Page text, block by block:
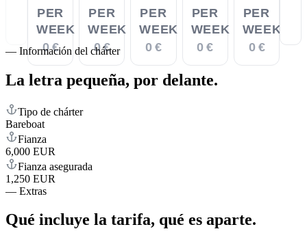
PER
WEEK
0 €
PER
WEEK
0 €
PER
WEEK
0 €
PER
WEEK
0 €
PER
WEEK
0 €
— Información del chárter
La letra pequeña, por delante.
Tipo de chárter
Bareboat
Fianza
6,000 EUR
Fianza asegurada
1,250 EUR
— Extras
Qué incluye la tarifa, qué es aparte.